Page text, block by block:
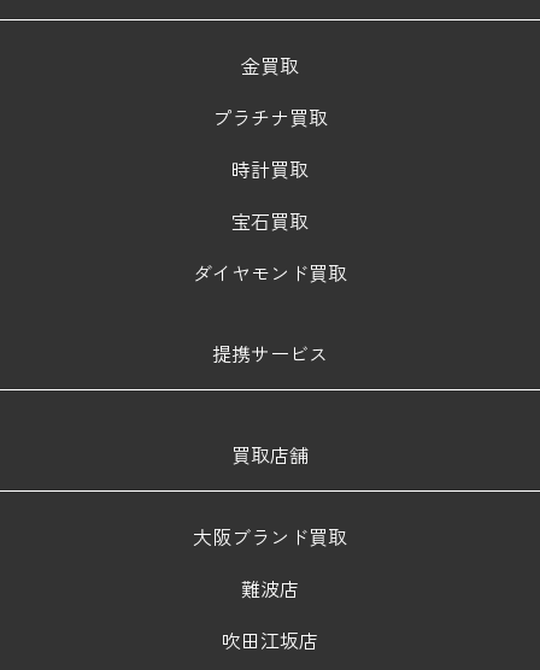
金買取
プラチナ買取
時計買取
宝石買取
ダイヤモンド買取
提携サービス
買取店舗
大阪ブランド買取
難波店
吹田江坂店